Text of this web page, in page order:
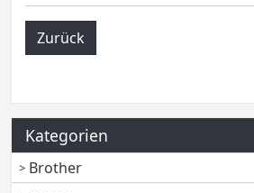
Zurück
Kategorien
Brother